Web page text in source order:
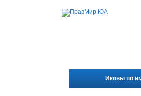
Иконы по